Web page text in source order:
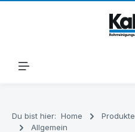
Zum Hauptinhalt springen
Du bist hier: Home Produkte
Allgemein